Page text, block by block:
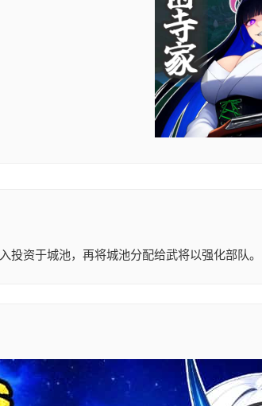
投资于城池，再将城池分配给武将以强化部队